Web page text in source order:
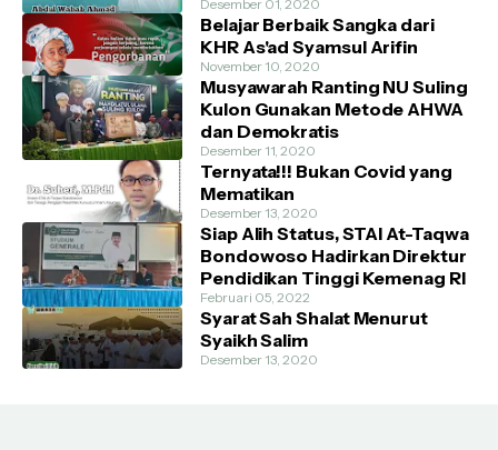
Desember 01, 2020
Belajar Berbaik Sangka dari
KHR As'ad Syamsul Arifin
November 10, 2020
Musyawarah Ranting NU Suling
Kulon Gunakan Metode AHWA
dan Demokratis
Desember 11, 2020
Ternyata!!! Bukan Covid yang
Mematikan
Desember 13, 2020
Siap Alih Status, STAI At-Taqwa
Bondowoso Hadirkan Direktur
Pendidikan Tinggi Kemenag RI
Februari 05, 2022
Syarat Sah Shalat Menurut
Syaikh Salim
Desember 13, 2020